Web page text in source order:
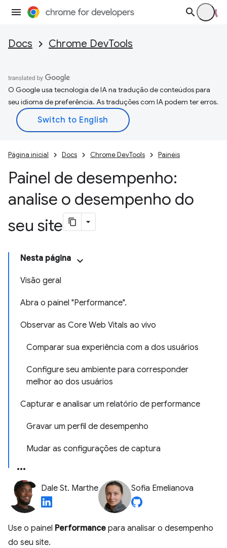
Docs Chrome DevTools
O Google usa tecnologia de IA na tradução de conteúdos para
seu idioma de preferência. As traduções com IA podem ter erros.
Página inicial Docs Chrome DevTools Painéis
Painel de desempenho:
analise o desempenho do
seu site
Nesta página
Visão geral
Abra o painel "Performance".
Observar as Core Web Vitals ao vivo
Comparar sua experiência com a dos usuários
Configure seu ambiente para corresponder
melhor ao dos usuários
Capturar e analisar um relatório de performance
Gravar um perfil de desempenho
Mudar as configurações de captura
Dale St. Marthe Sofia Emelianova
Use o painel Performance para analisar o desempenho
do seu site.